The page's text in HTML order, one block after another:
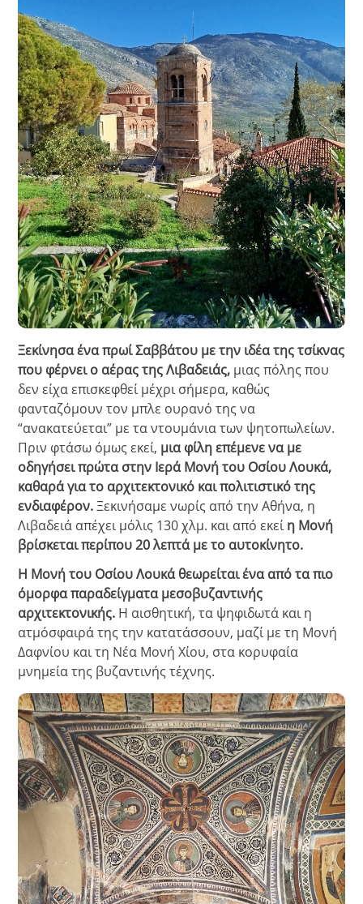
Ξεκίνησα ένα πρωί Σαββάτου με την ιδέα της τσίκνας
που φέρνει ο αέρας της Λιβαδειάς, μιας πόλης που
δεν είχα επισκεφθεί μέχρι σήμερα, καθώς
φανταζόμουν τον μπλε ουρανό της να
“ανακατεύεται” με τα ντουμάνια των ψητοπωλείων.
Πριν φτάσω όμως εκεί, μια φίλη επέμενε να με
οδηγήσει πρώτα στην Ιερά Μονή του Οσίου Λουκά,
καθαρά για το αρχιτεκτονικό και πολιτιστικό της
ενδιαφέρον.Ξεκινήσαμε νωρίς από την Αθήνα, η
Λιβαδειά απέχει μόλις 130 χλμ. και από εκεί η Μονή
βρίσκεται περίπου 20 λεπτά με το αυτοκίνητο.
Η Μονή του Οσίου Λουκά θεωρείται ένα από τα πιο
όμορφα παραδείγματα μεσοβυζαντινής
αρχιτεκτονικής. Η αισθητική, τα ψηφιδωτά και η
ατμόσφαιρά της την κατατάσσουν, μαζί με τη Μονή
Δαφνίου και τη Νέα Μονή Χίου, στα κορυφαία
μνημεία της βυζαντινής τέχνης.